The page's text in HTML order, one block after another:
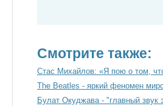
Смотрите также:
Стас Михайлов: «Я пою о том,
The Beatles - яркий феномен
Булат Окуджава - "главный звук